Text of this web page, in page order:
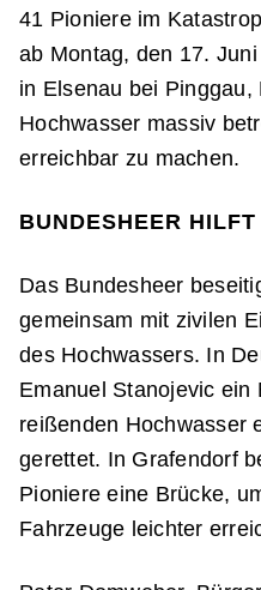
41 Pioniere im
ab Montag, den 17.
in Elsenau bei
Hochwasser massiv
erreichbar zu machen.
BUNDESHEER
Das Bundesheer
gemeinsam mit zivilen
des Hochwassers. In
Emanuel Stanojevic ein
reißenden Hochwasser
gerettet. In Grafendorf
Pioniere eine Brücke,
Fahrzeuge leichter